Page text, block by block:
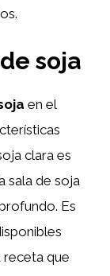
soja
en el
clara es
sala de soja
Es
receta que